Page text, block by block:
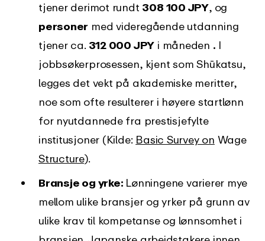
tjener derimot rundt 308 100 JPY, og
personer med videregående utdanning
tjener ca. 312 000 JPY i måneden . I
jobbsøkerprosessen, kjent som Shūkatsu,
legges det vekt på akademiske meritter,
noe som ofte resulterer i høyere startlønn
for nyutdannede fra prestisjefylte
institusjoner (Kilde: Basic Survey on Wage
Structure).
Bransje og yrke: Lønningene varierer mye
mellom ulike bransjer og yrker på grunn av
ulike krav til kompetanse og lønnsomhet i